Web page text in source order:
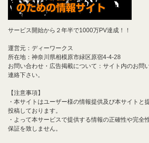
サービス開始から２年半で1000万PV達成！！
運営元：ディーワークス
所在地：神奈川県相模原市緑区原宿4-4-28
お問い合わせ・広告掲載について：サイト内のお問
連絡下さい。
【注意事項】
・本サイトはユーザー様の情報提供及び本サイトと
投稿しております。
・よって本サービスで提供する情報の正確性や完全
保証を致しません。